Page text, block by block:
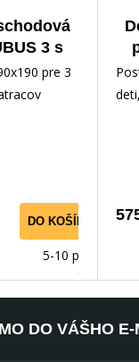
3 s
cm,
pre 3
DO KOŠÍKA
5-10 prac.
dnů
DO VÁŠHO E-